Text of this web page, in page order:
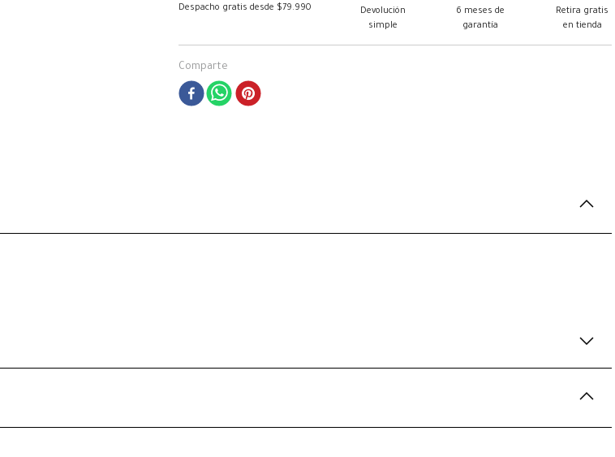
Despacho gratis desde $79.990
Devolución
simple
6 meses de
garantía
Retira gratis
en tienda
Comparte